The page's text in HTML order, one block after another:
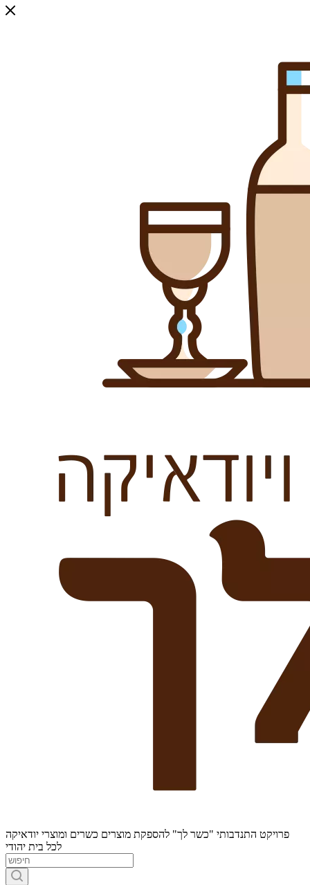
פרויקט התנדבותי "כשר לך" להספקת מוצרים כשרים ומוצרי יודאיקה
לכל בית יהודי